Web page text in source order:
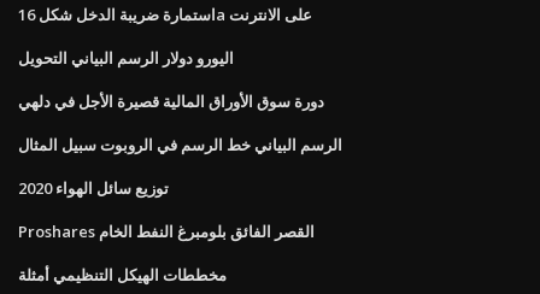
استمارة ضريبة الدخل شكل 16a على الانترنت
اليورو دولار الرسم البياني التحويل
دورة سوق الأوراق المالية قصيرة الأجل في دلهي
الرسم البياني خط الرسم في الروبوت سبيل المثال
توزيع سائل الهواء 2020
Proshares القصر الفائق بلومبرغ النفط الخام
مخططات الهيكل التنظيمي أمثلة